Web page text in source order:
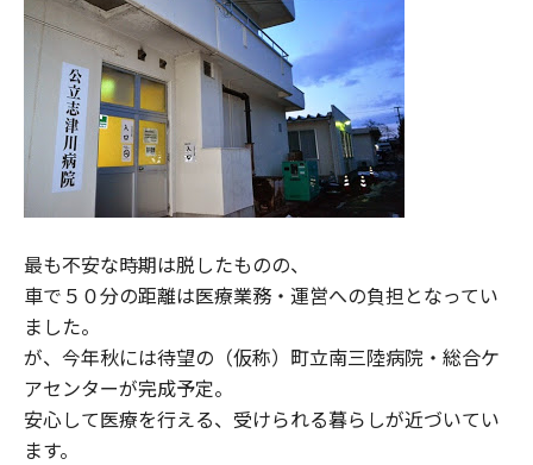
最も不安な時期は脱したものの、
車で５０分の距離は医療業務・運営への負担となってい
ました。
が、今年秋には待望の（仮称）町立南三陸病院・総合ケ
アセンターが完成予定。
安心して医療を行える、受けられる暮らしが近づいてい
ます。